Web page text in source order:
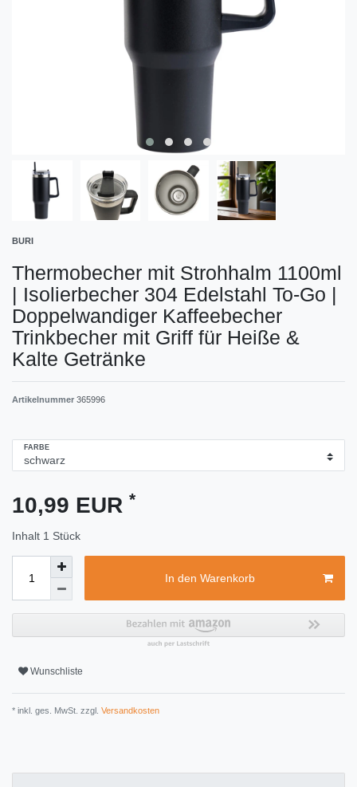
BURI
Thermobecher mit Strohhalm 1100ml
| Isolierbecher 304 Edelstahl To-Go |
Doppelwandiger Kaffeebecher
Trinkbecher mit Griff für Heiße &
Kalte Getränke
Artikelnummer 365996
FARBE
10,99 EUR *
Inhalt 1 Stück
In den Warenkorb
Wunschliste
* inkl. ges. MwSt. zzgl. Versandkosten